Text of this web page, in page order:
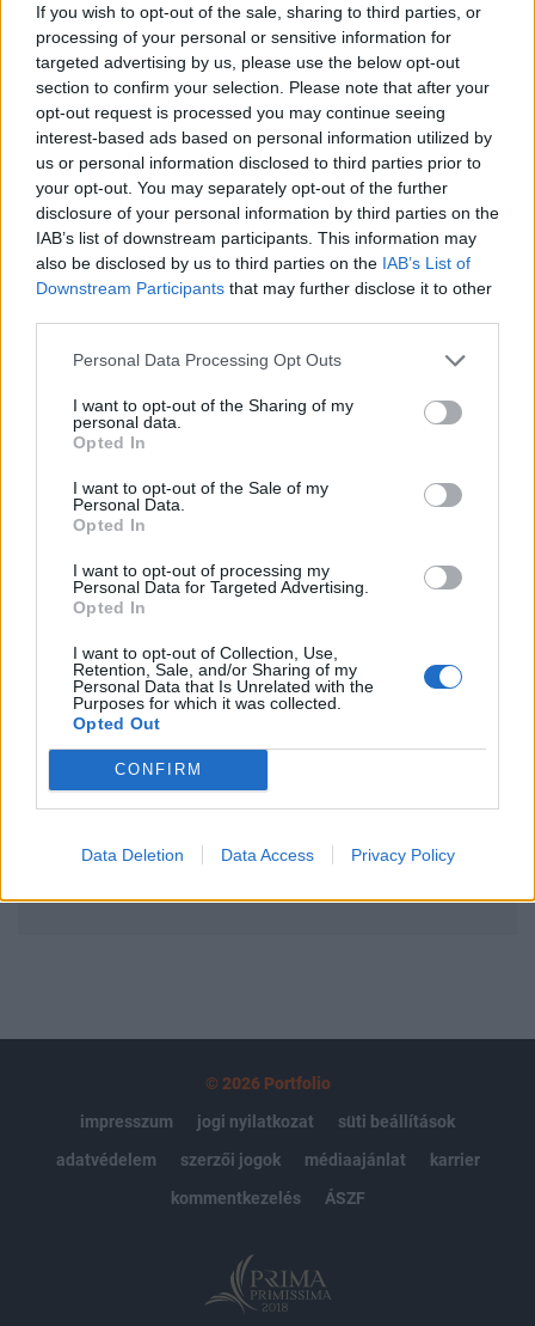
If you wish to opt-out of the sale, sharing to third parties, or
processing of your personal or sensitive information for
targeted advertising by us, please use the below opt-out
section to confirm your selection. Please note that after your
opt-out request is processed you may continue seeing
interest-based ads based on personal information utilized by
us or personal information disclosed to third parties prior to
your opt-out. You may separately opt-out of the further
disclosure of your personal information by third parties on the
IAB’s list of downstream participants. This information may
also be disclosed by us to third parties on the IAB’s List of
Downstream Participants that may further disclose it to other
Personal Data Processing Opt Outs
I want to opt-out of the Sharing of my
personal data.
Opted In
I want to opt-out of the Sale of my
Personal Data.
Opted In
I want to opt-out of processing my
Personal Data for Targeted Advertising.
Opted In
I want to opt-out of Collection, Use,
Retention, Sale, and/or Sharing of my
Personal Data that Is Unrelated with the
Purposes for which it was collected.
Opted Out
CONFIRM
Data Deletion Data Access Privacy Policy
2024. május 21. 08:26
Éjfélig lehet kiegészíteni, illetve elfogadni az szja-
bevallási tervezetet, de nem éri meg az utolsó
percekre hagyni hívta fel a figyelmet kedden a
Nemzeti Adó- és Vámhivatal (NAV).
Kedden még a NAV összes központi ügyfélszolgálata 18
óráig, valamint a 1819-es számon ingyenesen hívható NAV
Infóvonal 20 óráig, hosszított nyitvatartással várja azokat,
akik a tervezettel, bevallással, vagy az 1+1 százalékkal
foglaltakkal, azon nem változtat, - az egyéni vállalkozókat,
az őstermelőket és az áfás...
KEDVES OLVASÓNK!
tartozik, melynek olvasása előfizetéses
regisztrációhoz kötött.
Az előfizetés a következőket tartalmazza:
Portfolio.hu teljes cikkarchívum
Kötéslisták: BÉT elmúlt 2 év napon belüli
kötéslistái
Előfizetés
MÁR ELŐFIZETŐNK VAGY?BEJELENTKEZÉS
© 2026 Portfolio
impresszum
jogi nyilatkozat
süti beállítások
adatvédelem
szerzői jogok médiaajánlat
karrier
kommentkezelés
ÁSZF